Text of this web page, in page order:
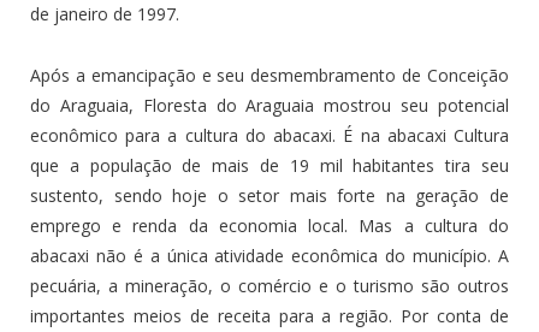
de janeiro de 1997.
Após a emancipação e seu desmembramento de Conceição
do Araguaia, Floresta do Araguaia mostrou seu potencial
econômico para a cultura do abacaxi. É na abacaxi Cultura
que a população de mais de 19 mil habitantes tira seu
sustento, sendo hoje o setor mais forte na geração de
emprego e renda da economia local. Mas a cultura do
abacaxi não é a única atividade econômica do município. A
pecuária, a mineração, o comércio e o turismo são outros
importantes meios de receita para a região. Por conta de